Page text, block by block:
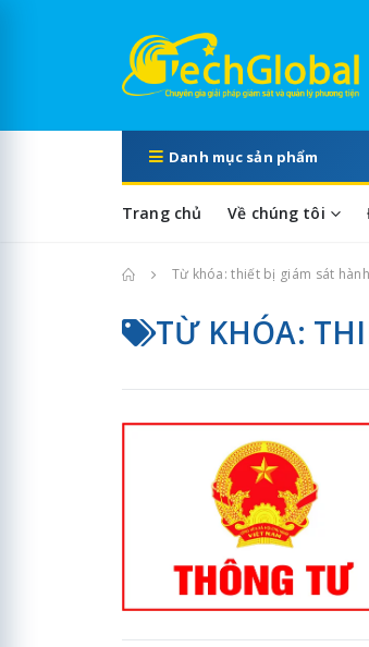
Danh mục sản phẩm
Trang chủ Về chúng tôi
Trang chủTừ khóa: thiết bị giám sát
TỪ KHÓA: